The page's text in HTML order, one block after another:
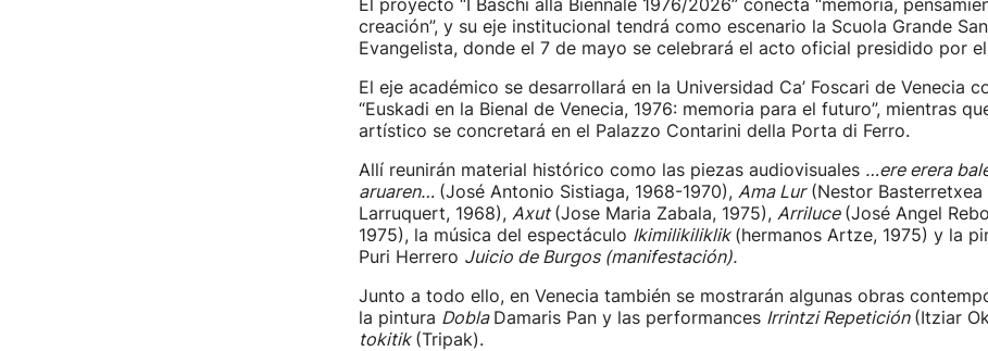
El proyecto “I Baschi alla Biennale 1976/2026” conecta “memoria,
creación”, y su eje institucional tendrá como escenario la Scuola Grande
Evangelista, donde el 7 de mayo se celebrará el acto oficial presidido por
El eje académico se desarrollará en la Universidad Ca’ Foscari de Venecia
“Euskadi en la Bienal de Venecia, 1976: memoria para el futuro”, mientras
artístico se concretará en el Palazzo Contarini della Porta di Ferro.
Allí reunirán material histórico como las piezas audiovisuales …ere erera
aruaren… (José Antonio Sistiaga, 1968-1970), Ama Lur(Nestor Basterretxea
Larruquert, 1968), Axut (Jose Maria Zabala, 1975), Arriluce (José Angel
1975), la música del espectáculo Ikimilikiliklik (hermanos Artze, 1975) y la
Puri Herrero Juicio de Burgos (manifestación).
Junto a todo ello, en Venecia también se mostrarán algunas obras
la pintura Dobla Damaris Pan y las performances Irrintzi Repetición (Itziar
tokitik (Tripak).